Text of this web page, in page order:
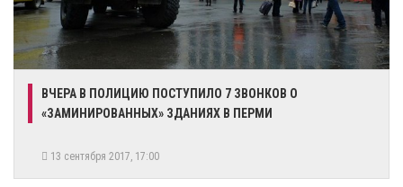
ВЧЕРА В ПОЛИЦИЮ ПОСТУПИЛО 7 ЗВОНКОВ О
«ЗАМИНИРОВАННЫХ» ЗДАНИЯХ В ПЕРМИ
13 сентября 2017, 17:00